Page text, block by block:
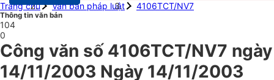
Trang chủ
Văn bản pháp luật 4106TCT/NV7
Thông tin văn bản
104
0
Công văn số 4106TCT/NV7 ngày
14/11/2003 Ngày 14/11/2003